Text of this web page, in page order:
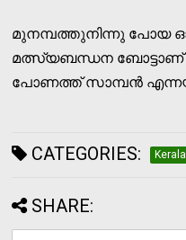
മുനമ്പത്തുനിന്നു പോയ
മത്സ്യബന്ധന ബോട്ടാണ്
പോണത്ത് സാമ്പന്‍
CATEGORIES: Kerala
SHARE: